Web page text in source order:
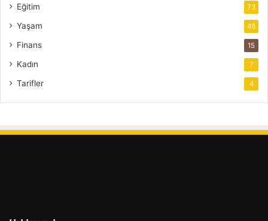
Eğitim 73
Yaşam 46
Finans 15
Kadın 7
Tarifler 4